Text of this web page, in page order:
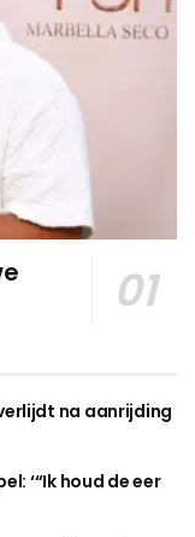
na aanrijding
‘“Ik houd de eer